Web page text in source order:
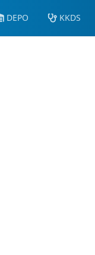
DEPO KKDS